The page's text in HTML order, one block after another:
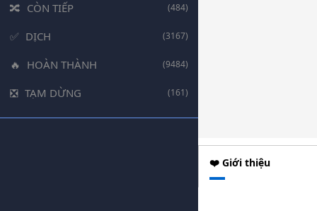
CÒN TIẾP (484)
DỊCH (3167)
HOÀN THÀNH (9484)
TẠM DỪNG (161)
❤️ Giới thiệu